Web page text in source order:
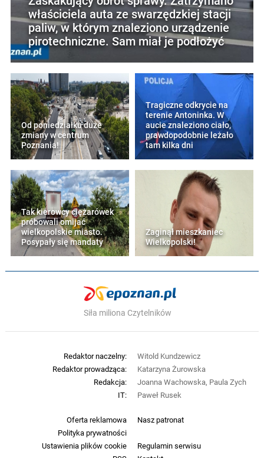
właściciela auta ze swarzędzkiej stacji
paliw, w którym znaleziono urządzenie
pirotechniczne. Sam miał je podłożyć
Od poniedziałku duże
zmiany w centrum
Poznania!
Tragiczne odkrycie na
terenie Antoninka. W
aucie znaleziono ciało,
prawdopodobnie leżało
tam kilka dni
Tak kierowcy ciężarówek
próbowali omijać
wielkopolskie miasto.
Posypały się mandaty
Zaginął mieszkaniec
Wielkopolski!
Siła miliona Czytelników
Oferta reklamowa
Nasz patronat
Polityka prywatności
Ustawienia plików cookie
Regulamin serwisu
Redaktor naczelny:
Witold Kundzewicz
Redaktor prowadząca:
Katarzyna Żurowska
Redakcja:
Joanna Wachowska, Paula Zych
IT:
Paweł Rusek